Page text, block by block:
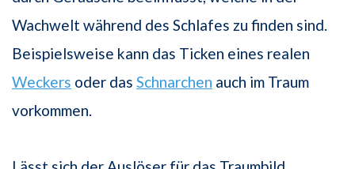
Wachwelt während des Schlafes zu finden sind.
Beispielsweise kann das Ticken eines realen
Weckers oder das Schnarchen auch im Traum
vorkommen.